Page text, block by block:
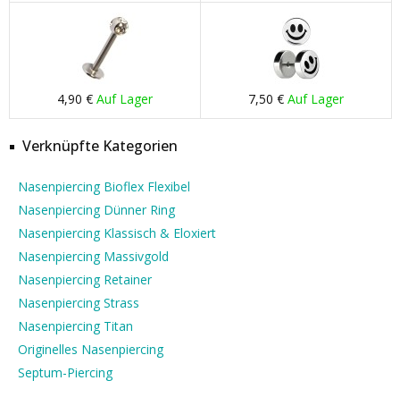
4,90 € Auf Lager 7,50 € Auf Lager
Verknüpfte Kategorien
Nasenpiercing Bioflex Flexibel
Nasenpiercing Dünner Ring
Nasenpiercing Klassisch & Eloxiert
Nasenpiercing Massivgold
Nasenpiercing Retainer
Nasenpiercing Strass
Nasenpiercing Titan
Originelles Nasenpiercing
Septum-Piercing